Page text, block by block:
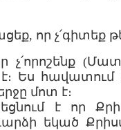
որ չ՛գիտեք
չ՛որոշենք
Ես
մոտ է։
է որ
եկած